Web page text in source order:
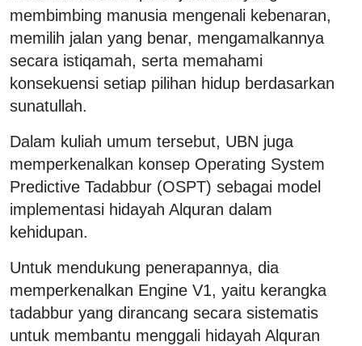
membimbing manusia mengenali kebenaran,
memilih jalan yang benar, mengamalkannya
secara istiqamah, serta memahami
konsekuensi setiap pilihan hidup berdasarkan
sunatullah.
Dalam kuliah umum tersebut, UBN juga
memperkenalkan konsep Operating System
Predictive Tadabbur (OSPT) sebagai model
implementasi hidayah Alquran dalam
kehidupan.
Untuk mendukung penerapannya, dia
memperkenalkan Engine V1, yaitu kerangka
tadabbur yang dirancang secara sistematis
untuk membantu menggali hidayah Alquran